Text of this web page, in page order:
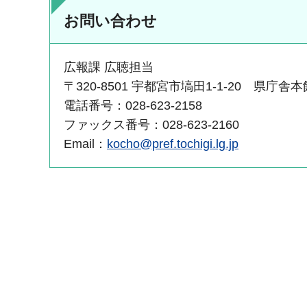
お問い合わせ
広報課 広聴担当
〒320-8501 宇都宮市塙田1-1-20 県庁舎本
電話番号：028-623-2158
ファックス番号：028-623-2160
Email： kocho@pref.tochigi.lg.jp